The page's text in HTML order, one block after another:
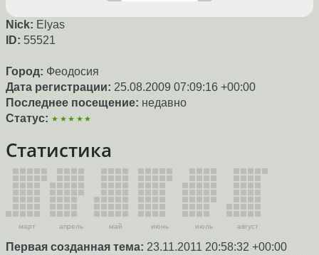
Nick: Elyas
ID: 55521
Город: Феодосия
Дата регистрации: 25.08.2009 07:09:16 +00:00
Последнее посещение: недавно
Статус: ★★★★★
Статистика
март апрель май июнь июль август
Первая созданная тема: 23.11.2011 20:58:32 +00:00